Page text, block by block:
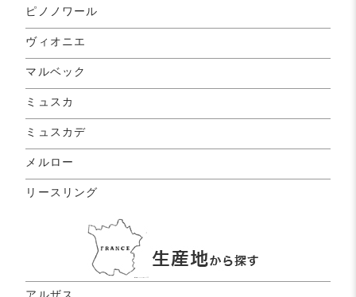
ピノノワール
ヴィオニエ
マルベック
ミュスカ
ミュスカデ
メルロー
リースリング